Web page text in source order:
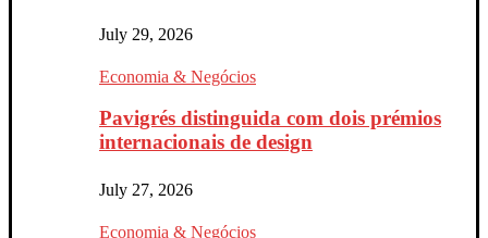
July 29, 2026
Economia & Negócios
Pavigrés distinguida com dois prémios
internacionais de design
July 27, 2026
Economia & Negócios